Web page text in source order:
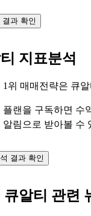
과 확인
지표분석
1위 매매전략은 큐
플랜을 구독하면 수
알림으로 받아볼 수
결과 확인
큐알티 관련